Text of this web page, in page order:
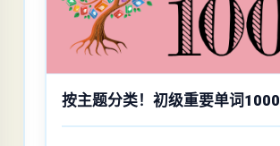
按主题分类！初级重要单词1000